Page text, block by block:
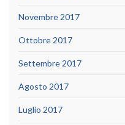
Novembre 2017
Ottobre 2017
Settembre 2017
Agosto 2017
Luglio 2017